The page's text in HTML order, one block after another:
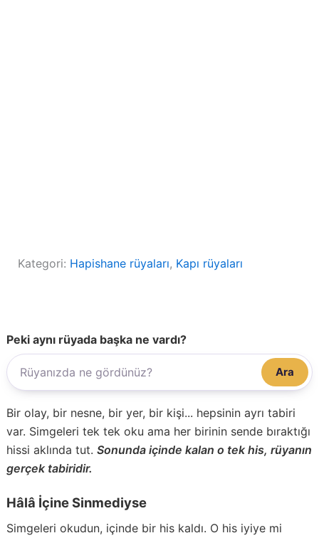
Kategori: Hapishane rüyaları, Kapı rüyaları
Peki aynı rüyada başka ne vardı?
Ara
Bir olay, bir nesne, bir yer, bir kişi... hepsinin ayrı tabiri
var. Simgeleri tek tek oku ama her birinin sende bıraktığı
hissi aklında tut. Sonunda içinde kalan o tek his, rüyanın
gerçek tabiridir.
Hâlâ İçine Sinmediyse
Simgeleri okudun, içinde bir his kaldı. O his iyiye mi